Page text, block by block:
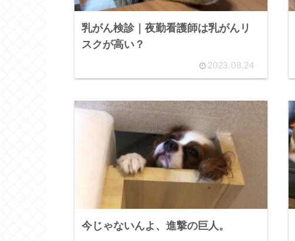
乳がん検診｜夜勤看護師は乳がんリ
スクが高い？
2023.08.24
今じゃないんよ、進撃の巨人。